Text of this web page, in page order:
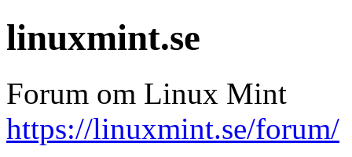
linuxmint.se
Forum om Linux Mint
https://linuxmint.se/forum/